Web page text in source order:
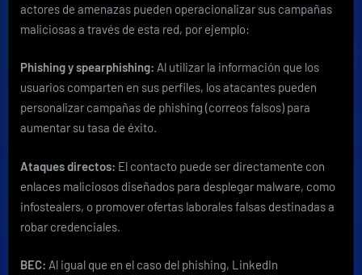
actores de amenazas pueden operacionalizar sus campañas
maliciosas a través de esta red, por ejemplo:
Phishing y spearphishing: Al utilizar la información que los
usuarios comparten en sus perfiles, los atacantes pueden
personalizar campañas de phishing (correos falsos) para
aumentar su tasa de éxito.
Ataques directos: El contacto puede ser directamente con
enlaces maliciosos diseñados para desplegar malware, como
infostealers, o promover ofertas laborales falsas destinadas a
robar credenciales.
BEC: Al igual que en el caso del phishing, LinkedIn